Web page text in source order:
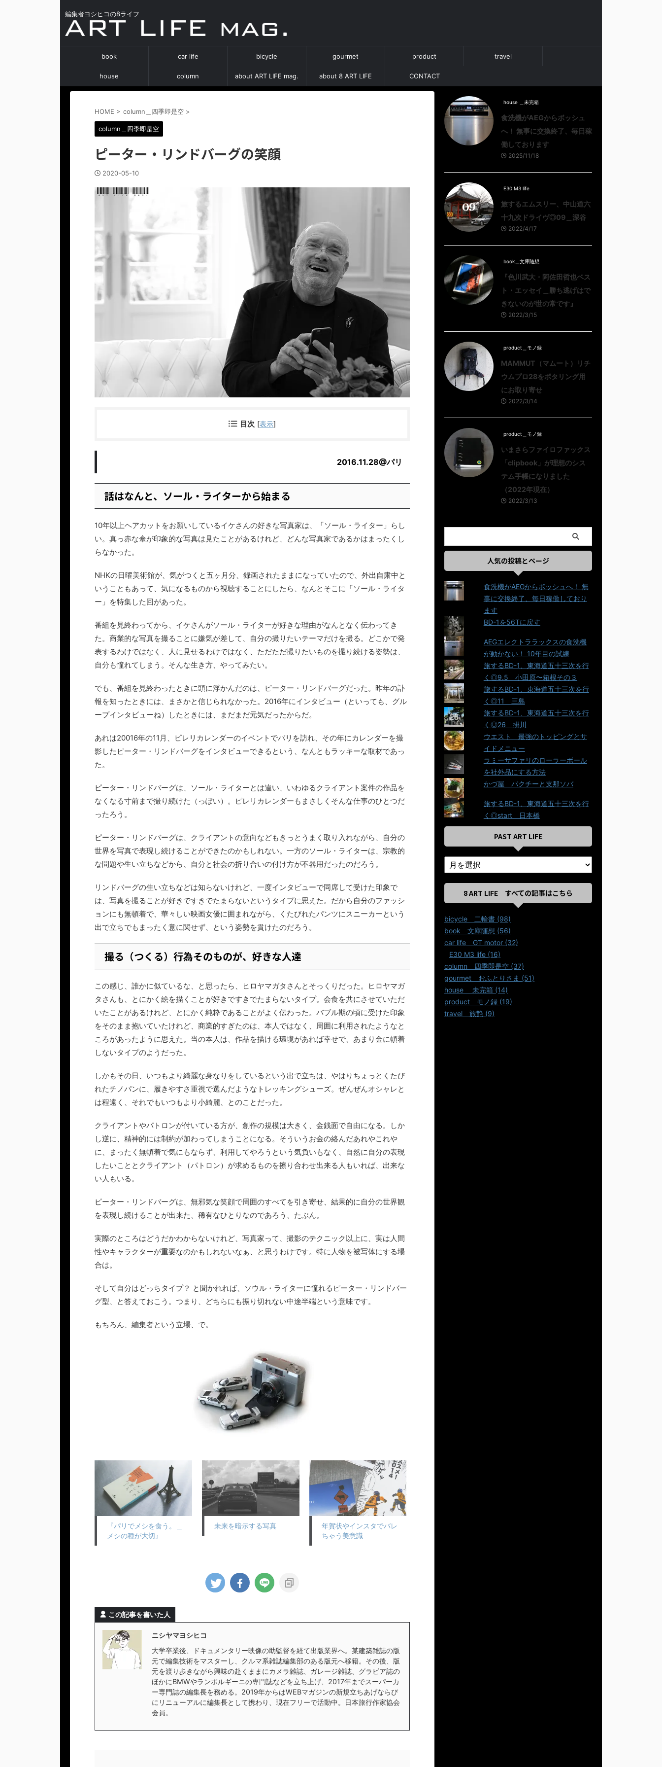
編集者ヨシヒコの8ライフ
book car life bicycle gourmet product travel
house column about ART LIFE mag. about 8 ART LIFE CONTACT
HOME > column＿四季即是空 >
column＿四季即是空
ピーター・リンドバーグの笑顔
2020-05-10
目次 [表示]
2016.11.28@パリ
話はなんと、ソール・ライターから始まる
10年以上ヘアカットをお願いしているイケさんの好きな写真家は、「ソール・ライター」らし
い。真っ赤な傘が印象的な写真は見たことがあるけれど、どんな写真家であるかはまったくし
らなかった。
NHKの日曜美術館が、気がつくと五ヶ月分、録画されたままになっていたので、外出自粛中と
いうこともあって、気になるものから視聴することにしたら、なんとそこに「ソール・ライタ
ー」を特集した回があった。
番組を見終わってから、イケさんがソール・ライターが好きな理由がなんとなく伝わってき
た。商業的な写真を撮ることに嫌気が差して、自分の撮りたいテーマだけを撮る。どこかで発
表するわけではなく、人に見せるわけではなく、ただただ撮りたいものを撮り続ける姿勢は、
自分も憧れてしまう。そんな生き方、やってみたい。
でも、番組を見終わったときに頭に浮かんだのは、ピーター・リンドバーグだった。昨年の訃
報を知ったときには、まさかと信じられなかった。2016年にインタビュー（といっても、グル
ープインタビューね）したときには、まだまだ元気だったからだ。
あれは20016年の11月、ピレリカレンダーのイベントでパリを訪れ、その年にカレンダーを撮
影したピーター・リンドバーグをインタビューできるという、なんともラッキーな取材であっ
た。
ピーター・リンドバーグは、ソール・ライターとは違い、いわゆるクライアント案件の作品を
なくなる寸前まで撮り続けた（っぽい）。ピレリカレンダーもまさしくそんな仕事のひとつだ
ったろう。
ピーター・リンドバーグは、クライアントの意向などもきっとうまく取り入れながら、自分の
世界を写真で表現し続けることができたのかもしれない。一方のソール・ライターは、宗教的
な問題や生い立ちなどから、自分と社会の折り合いの付け方が不器用だったのだろう。
リンドバーグの生い立ちなどは知らないけれど、一度インタビューで同席して受けた印象で
は、写真を撮ることが好きですきでたまらないというタイプに思えた。だから自分のファッシ
ョンにも無頓着で、華々しい映画女優に囲まれながら、くたびれたパンツにスニーカーという
出で立ちでもまったく意に関せず、という姿勢を貫けたのだろう。
撮る（つくる）行為そのものが、好きな人達
この感じ、誰かに似ているな、と思ったら、ヒロヤマガタさんとそっくりだった。ヒロヤマガ
タさんも、とにかく絵を描くことが好きですきでたまらないタイプ。会食を共にさせていただ
いたことがあるけれど、とにかく純粋であることがよく伝わった。バブル期の頃に受けた印象
をそのまま抱いていたけれど、商業的すぎたのは、本人ではなく、周囲に利用されたようなと
ころがあったように思えた。当の本人は、作品を描ける環境があれば幸せで、あまり金に頓着
しないタイプのようだった。
しかもその日、いつもより綺麗な身なりをしているという出で立ちは、やはりちょっとくたび
れたチノパンに、履きやすさ重視で選んだようなトレッキングシューズ。ぜんぜんオシャレと
は程遠く、それでもいつもより小綺麗、とのことだった。
クライアントやパトロンが付いている方が、創作の規模は大きく、金銭面で自由になる。しか
し逆に、精神的には制約が加わってしまうことになる。そういうお金の絡んだあれやこれや
に、まったく無頓着で気にもならず、利用してやろうという気負いもなく、自然に自分の表現
したいこととクライアント（パトロン）が求めるものを擦り合わせ出来る人もいれば、出来な
い人もいる。
ピーター・リンドバーグは、無邪気な笑顔で周囲のすべてを引き寄せ、結果的に自分の世界観
を表現し続けることが出来た、稀有なひとりなのであろう、たぶん。
実際のところはどうだかわからないけれど、写真家って、撮影のテクニック以上に、実は人間
性やキャラクターが重要なのかもしれないなぁ、と思うわけです。特に人物を被写体にする場
合は。
そして自分はどっちタイプ？ と聞かれれば、ソウル・ライターに憧れるピーター・リンドバー
グ型、と答えておこう。つまり、どちらにも振り切れない中途半端という意味です。
もちろん、編集者という立場、で。
『パリでメシを食う。＿
メシの種が大切』
未来を暗示する写真
年賀状やインスタでバレ
ちゃう美意識
この記事を書いた人
ニシヤマヨシヒコ
大学卒業後、ドキュメンタリー映像の助監督を経て出版業界へ。某建築雑誌の版
元で編集技術をマスターし、クルマ系雑誌編集部のある版元へ移籍。その後、版
元を渡り歩きながら興味の赴くままにカメラ雑誌、ガレージ雑誌、グラビア誌の
ほかにBMWやランボルギーニの専門誌などを立ち上げ、2017年までスーパーカ
ー専門誌の編集長を務める。2019年からはWEBマガジンの新規立ちあげならび
にリニューアルに編集長として携わり、現在フリーで活動中。日本旅行作家協会
会員。
house ＿未完箱
食洗機がAEGからボッシュ
へ！ 無事に交換終了、毎日稼
働しております
2025/11/18
E30 M3 life
旅するエムスリー、中山道六
十九次ドライヴ◎09＿深谷
2022/4/17
book＿文庫随想
『色川武大・阿佐田哲也ベス
ト・エッセイ＿勝ち逃げはで
きないのが世の常です』
2022/3/15
product＿モノ録
MAMMUT（マムート）リチ
ウムプロ28をポタリング用
にお取り寄せ
2022/3/14
product＿モノ録
いまさらファイロファックス
「clipbook」が理想のシス
テム手帳になりました
（2022年現在）
2022/3/13
人気の投稿とページ
食洗機がAEGからボッシュへ！ 無
事に交換終了、毎日稼働しており
ます
BD-1を56Tに戻す
AEGエレクトララックスの食洗機
が動かない！ 10年目の試練
旅するBD-1、東海道五十三次を行
く◎9.5＿小田原〜箱根その３
旅するBD-1、東海道五十三次を行
く◎11＿三島
旅するBD-1、東海道五十三次を行
く◎26＿掛川
ウエスト＿最強のトッピングとサ
イドメニュー
ラミーサファリのローラーボール
を社外品にする方法
かづ屋＿パクチーと支那ソバ
旅するBD-1、東海道五十三次を行
く◎start＿日本橋
PAST ART LIFE
8 ART LIFE すべての記事はこちら
bicycle＿二輪書 (98)
book＿文庫随想 (56)
car life＿GT motor (32)
E30 M3 life (16)
column＿四季即是空 (37)
gourmet＿おふとりさま (51)
house ＿未完箱 (14)
product＿モノ録 (19)
travel＿旅艶 (9)